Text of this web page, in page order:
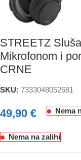
STREETZ
Mikrofonom i
CRNE
SKU: 7333048052681
49,90 € Nema
Nema na zalihi